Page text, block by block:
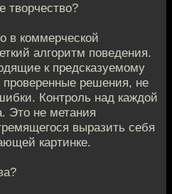
творчество?
в коммерческой
алгоритм поведения.
к предсказуемому
проверенные решения, не
Контроль над каждой
Это не метания
выразить себя
картинке.